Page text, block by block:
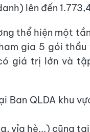
lên đến
thể hiện một
gia 5 gói thầu
giá trị lớn và
Ban QLDA khu
vỉa hè...) cũng tại